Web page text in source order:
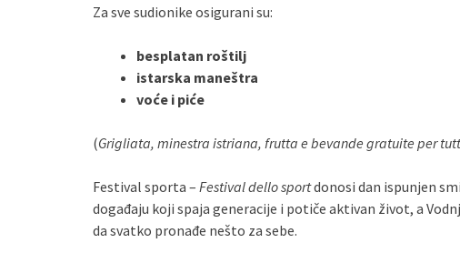
Za sve sudionike osigurani su:
besplatan roštilj
istarska maneštra
voće i piće
(Grigliata, minestra istriana, frutta e bevande gratuite per
Festival sporta – Festival dello sportdonosi dan ispunjen
događaju koji spaja generacije i potiče aktivan život, a
da svatko pronađe nešto za sebe.